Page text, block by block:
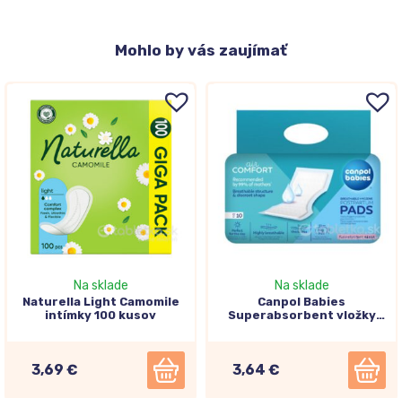
Mohlo by vás zaujímať
Na sklade
Naturella Light Camomile
intímky 100 kusov
3,69 €
Na sklade
Canpol Babies
Superabsorbent vložky
3,64 €